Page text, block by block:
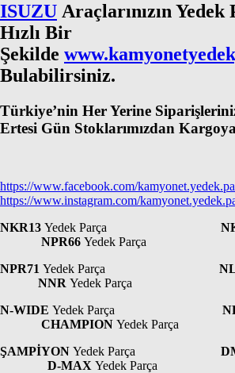
ISUZU Araçlarınızın Yedek
Hızlı Bir
Şekilde
Bulabilirsiniz.
Türkiye’nin Her Yerine
Ertesi Gün Stoklarımızdan
https://www.facebook.com/
https://www.instagram.com/
NKR13 Yedek Parça
NPR66 Yedek Parça
NPR71 Yedek Parça
NNR Yedek Parça
N-WIDE Yedek Parça
CHAMPION Yedek Parça
ŞAMPİYON Yedek Parça
D-MAX Yedek Parça